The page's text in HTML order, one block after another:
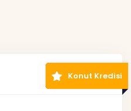
Konut Kredisi